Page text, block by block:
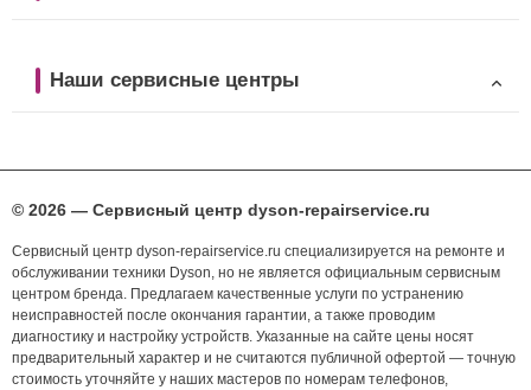
Наши сервисные центры
© 2026 — Сервисный центр dyson-repairservice.ru
Сервисный центр dyson-repairservice.ru специализируется на ремонте и
обслуживании техники Dyson, но не является официальным сервисным
центром бренда. Предлагаем качественные услуги по устранению
неисправностей после окончания гарантии, а также проводим
диагностику и настройку устройств. Указанные на сайте цены носят
предварительный характер и не считаются публичной офертой — точную
стоимость уточняйте у наших мастеров по номерам телефонов,